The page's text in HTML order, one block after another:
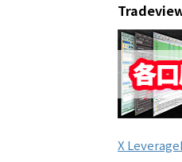
X Leverage